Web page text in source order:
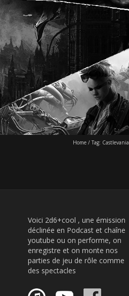
Home / Tag: Castlevania
Voici 2d6+cool , une émission
déclinée en Podcast et chaîne
youtube ou on performe, on
enregistre et on monte nos
parties de jeu de rôle comme
des spectacles